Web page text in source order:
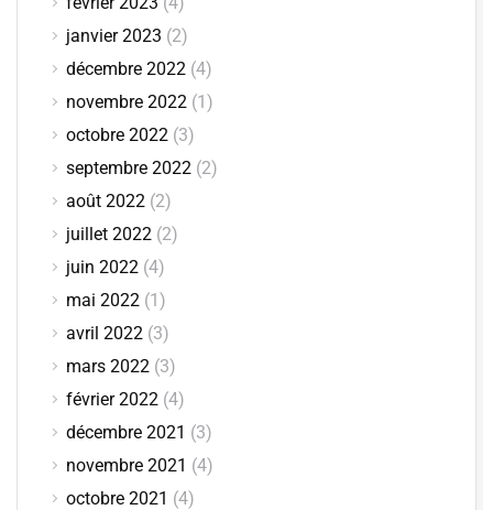
janvier 2023 (2)
décembre 2022 (4)
novembre 2022 (1)
octobre 2022 (3)
septembre 2022 (2)
août 2022 (2)
juillet 2022 (2)
juin 2022 (4)
mai 2022 (1)
avril 2022 (3)
mars 2022 (3)
février 2022 (4)
décembre 2021 (3)
novembre 2021 (4)
octobre 2021 (4)